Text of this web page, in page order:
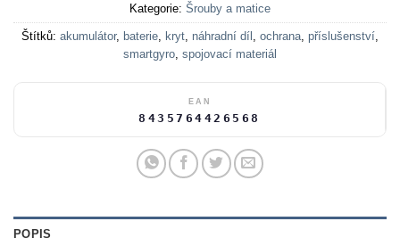
Kategorie: Šrouby a matice
Štítků: akumulátor, baterie, kryt, náhradní díl , ochrana, příslušenství,
smartgyro, spojovací materiál
EAN
8435764426568
POPIS